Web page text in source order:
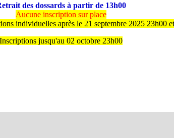
des dossards à partir de 13h00
Aucune inscription sur place
individuelles après le 21 septembre 2025 23h00
Inscriptions jusqu'au 02 octobre 23h00